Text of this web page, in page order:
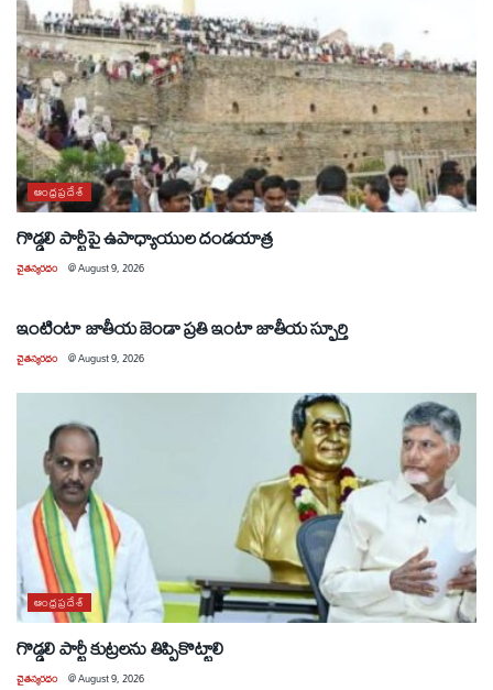
ఆంధ్రప్రదేశ్
గొడ్డలి పార్టీపై ఉపాధ్యాయుల దండయాత్ర
చైతన్యరధం @August 9, 2026
ఆంధ్రప్రదేశ్
ఇంటింటా జాతీయ జెండా ప్రతి ఇంటా జాతీయ స్ఫూర్తి
చైతన్యరధం @August 9, 2026
ఆంధ్రప్రదేశ్
గొడ్డలి పార్టీ కుట్రలను తిప్పికొట్టాలి
చైతన్యరధం @August 9, 2026